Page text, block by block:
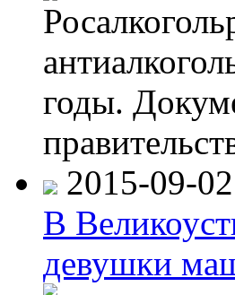
годы.
2015-09-
В
девушки